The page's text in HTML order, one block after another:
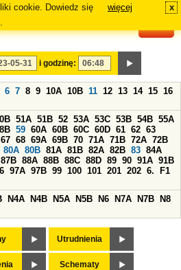
cookie. Dowiedz się
więcej x
i godzinę:
6 7 8 9 10A 10B 11 12 13 14 15 16
51A 51B 52 53A 53C 53B 54B 55A
59 60A 60B 60C 60D 61 62 63
67 68 69A 69B 70 71A 71B 72A 72B
80A 80B 81A 81B 82A 82B 83 84A
87B 88A 88B 88C 88D 89 90 91A 91B
97A 97B 99 100 101 201 202 6.
F1
N4A N4B N5A N5B N6 N7A N7B
N8
Utrudnienia
Schematy